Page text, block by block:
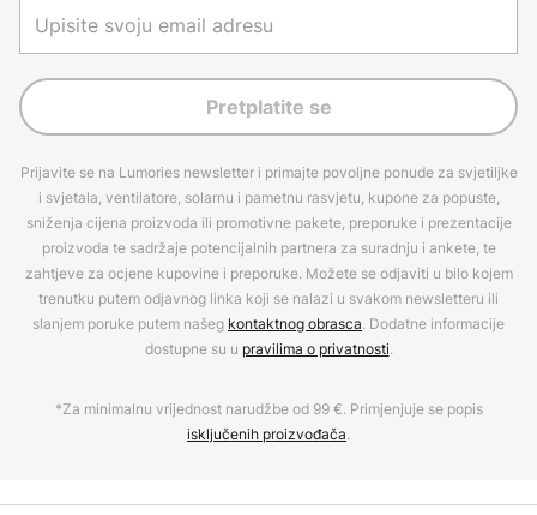
Pretplatite se
Prijavite se na Lumories newsletter i primajte povoljne ponude za svjetiljke
i svjetala, ventilatore, solarnu i pametnu rasvjetu, kupone za popuste,
sniženja cijena proizvoda ili promotivne pakete, preporuke i prezentacije
proizvoda te sadržaje potencijalnih partnera za suradnju i ankete, te
zahtjeve za ocjene kupovine i preporuke. Možete se odjaviti u bilo kojem
trenutku putem odjavnog linka koji se nalazi u svakom newsletteru ili
slanjem poruke putem našeg kontaktnog obrasca. Dodatne informacije
dostupne su u pravilima o privatnosti.
*Za minimalnu vrijednost narudžbe od 99 €. Primjenjuje se popis
isključenih proizvođača.